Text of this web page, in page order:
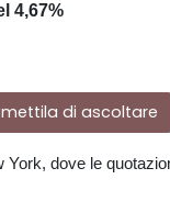
4,67%
di ascoltare
York, dove le